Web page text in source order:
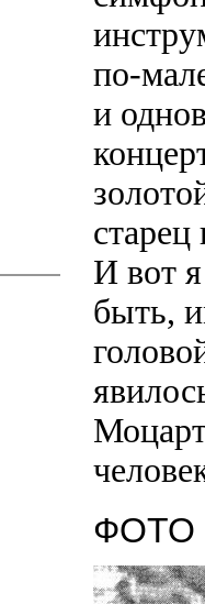
по-
и
И вот
быть,
ФОТО